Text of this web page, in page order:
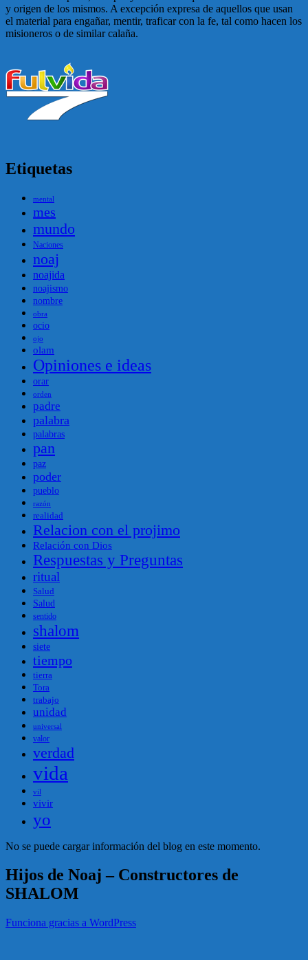
y origen de los mismos. A excepción expresa de aquellos que usan
el material para engañar, mentir, traficar con la fe, tal como hacen los
misioneros o de similar calaña.
Etiquetas
mental
mes
mundo
Naciones
noaj
noajida
noajismo
nombre
obra
ocio
ojo
olam
Opiniones e ideas
orar
orden
padre
palabra
palabras
pan
paz
poder
pueblo
razón
realidad
Relacion con el projimo
Relación con Dios
Respuestas y Preguntas
ritual
Salud
Salud
sentido
shalom
siete
tiempo
tierra
Tora
trabajo
unidad
universal
valor
verdad
vida
vil
vivir
yo
No se puede cargar información del blog en este momento.
Hijos de Noaj – Constructores de
SHALOM
Funciona gracias a WordPress